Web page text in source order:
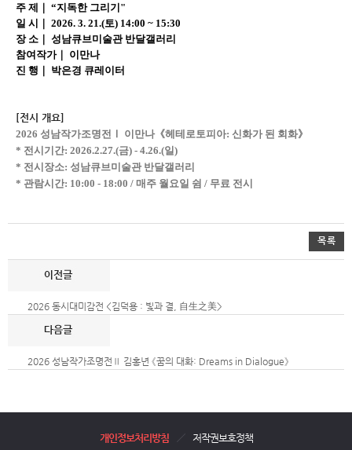
주 제｜ “지독한 그리기"
일 시｜ 2026. 3. 21.(토) 14:00 ~ 15:30
장 소｜ 성남큐브미술관 반달갤러리
참여작가｜ 이만나
진 행｜ 박은경 큐레이터
[전시 개요]
2026 성남작가조명전 Ⅰ 이만나《헤테로토피아: 신화가 된 회화》
* 전시기간: 2026.2.27.(금) - 4.26.(일)
* 전시장소: 성남큐브미술관 반달갤러리
* 관람시간: 10:00 - 18:00 / 매주 월요일 쉼 / 무료 전시
목록
2026 동시대미감전 <김덕용 : 빛과 결, 自生之美>
2026 성남작가조명전Ⅱ 김홍년 《꿈의 대화: Dreams in Dialogue》
개인정보처리방침 저작권보호정책